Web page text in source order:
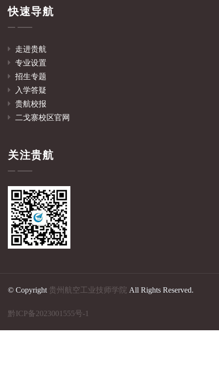
快速导航
走进贵航
专业设置
招生专题
入学答疑
贵航校报
二戈寨校区官网
关注贵航
© Copyright 贵州航空工业技师学院 All Rights Reserved.
黔ICP备2023001555号-1